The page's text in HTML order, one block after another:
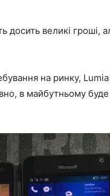
досить великі гроші,
на ринку,
в майбутньому